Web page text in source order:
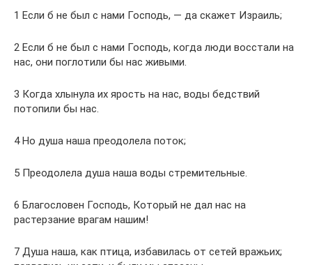
1 Если б не был с нами Господь, — да скажет Израиль;
2 Если б не был с нами Господь, когда люди восстали на
нас, они поглотили бы нас живыми.
3 Когда хлынула их ярость на нас, воды бедствий
потопили бы нас.
4 Но душа наша преодолела поток;
5 Преодолела душа наша воды стремительные.
6 Благословен Господь, Который не дал нас на
растерзание врагам нашим!
7 Душа наша, как птица, избавилась от сетей вражьих;